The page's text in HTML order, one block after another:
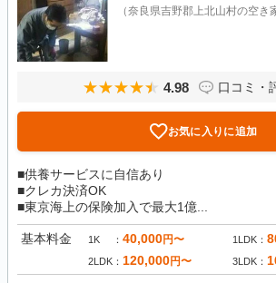
（奈良県吉野郡上北山村の空き
4.98 口コミ・
お気に入りに追加
■供養サービスに自信あり
■クレカ決済OK
■東京海上の保険加入で最大1億...
基本料金 1K 40,000円〜 1LDK
2LDK 120,000円〜 3LDK